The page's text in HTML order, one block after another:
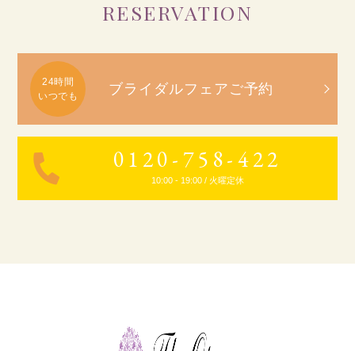
RESERVATION
ブライダルフェアご予約
0120-758-422
10:00 - 19:00 / 火曜定休